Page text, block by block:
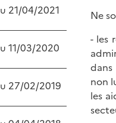
21/04/2021
11/03/2020
27/02/2019
Ne
- les
dans
non
les